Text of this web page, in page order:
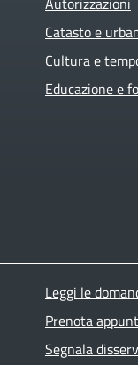
Catasto e
Cultura e
Educazione e
Leggi le
Prenota
Segnala